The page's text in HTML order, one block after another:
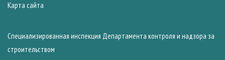
Карта сайта
Специализированная инспекция Департамента контроля и надзора за
строительством